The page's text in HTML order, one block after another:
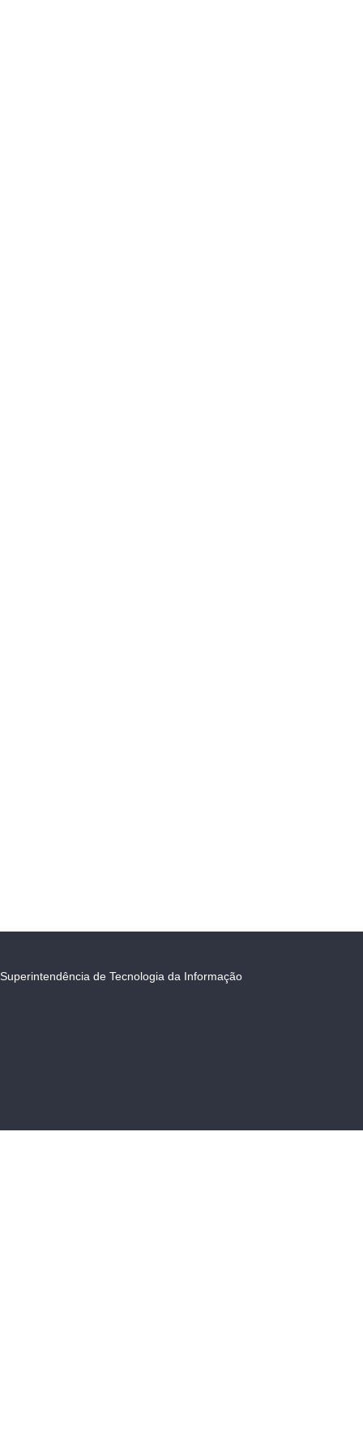
Superintendência de Tecnologia da Informação